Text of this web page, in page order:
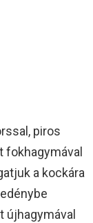
piros
fokhagymával
a kockára
újhagymával